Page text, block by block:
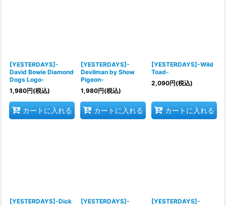
[YESTERDAYS]-
David Bowie Diamond
Dogs Logo-
1,980円(税込)
カートに入れる
[YESTERDAYS]-
Devilman by Show
Pigeon-
1,980円(税込)
カートに入れる
[YESTERDAYS]-Wild
Toad-
2,090円(税込)
カートに入れる
[YESTERDAYS]-Dick
[YESTERDAYS]-
[YESTERDAYS]-